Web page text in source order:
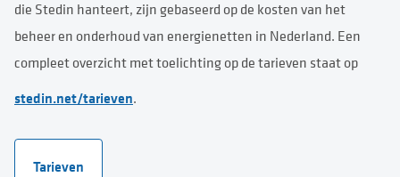
die Stedin hanteert, zijn gebaseerd op de kosten van het
beheer en onderhoud van energienetten in Nederland. Een
compleet overzicht met toelichting op de tarieven staat op
stedin.net/tarieven.
Tarieven